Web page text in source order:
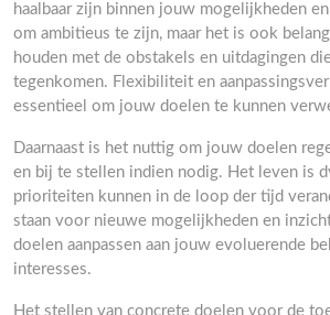
haalbaar zijn binnen jouw mogelijkheden
om ambitieus te zijn, maar het is ook
houden met de obstakels en uitdagingen
tegenkomen. Flexibiliteit en
essentieel om jouw doelen te kunnen
Daarnaast is het nuttig om jouw doelen
en bij te stellen indien nodig. Het leven is
prioriteiten kunnen in de loop der tijd
staan voor nieuwe mogelijkheden en
doelen aanpassen aan jouw evoluerende
interesses.
Het stellen van concrete doelen voor de